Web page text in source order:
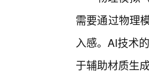
需要通过物理
入感。AI技术
于辅助材质生